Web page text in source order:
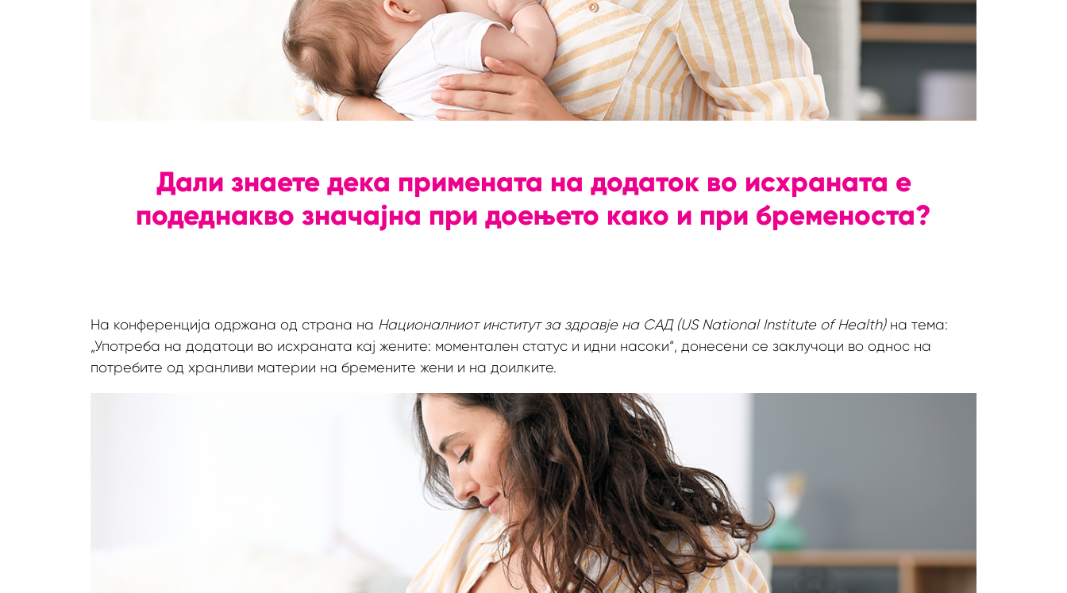
Дали знаете дека примената на додаток во исхраната е
подеднакво значајна при доењето како и при бременоста?
На конференција одржана од страна на Националниот институт за здравје на САД (US National Institute of Health)на тема:
„Употреба на додатоци во исхраната кај жените: моментален статус и идни насоки“, донесени се заклучоци во однос на
потребите од хранливи материи на бремените жени и на доилките.